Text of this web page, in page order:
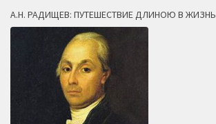
А.Н. РАДИЩЕВ: ПУТЕШЕСТВИЕ ДЛИНОЮ В ЖИЗНЬ